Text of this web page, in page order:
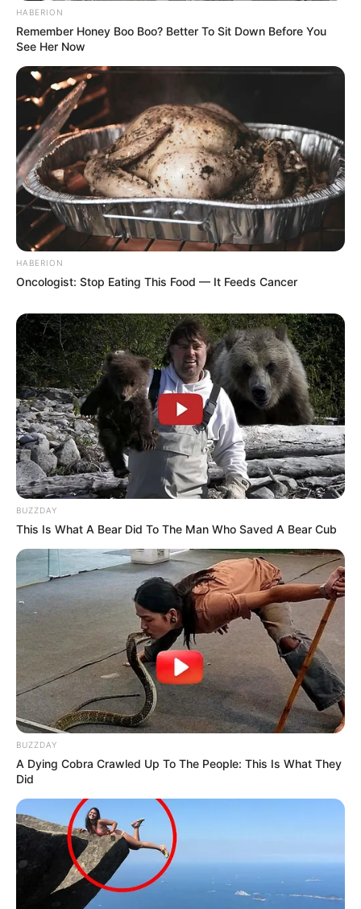
HABERION
Remember Honey Boo Boo? Better To Sit Down Before You
See Her Now
HABERION
Oncologist: Stop Eating This Food — It Feeds Cancer
BUZZDAY
This Is What A Bear Did To The Man Who Saved A Bear Cub
BUZZDAY
A Dying Cobra Crawled Up To The People: This Is What They
Did